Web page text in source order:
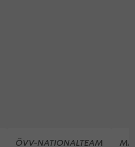
ÖVV-NATIONALTEAM